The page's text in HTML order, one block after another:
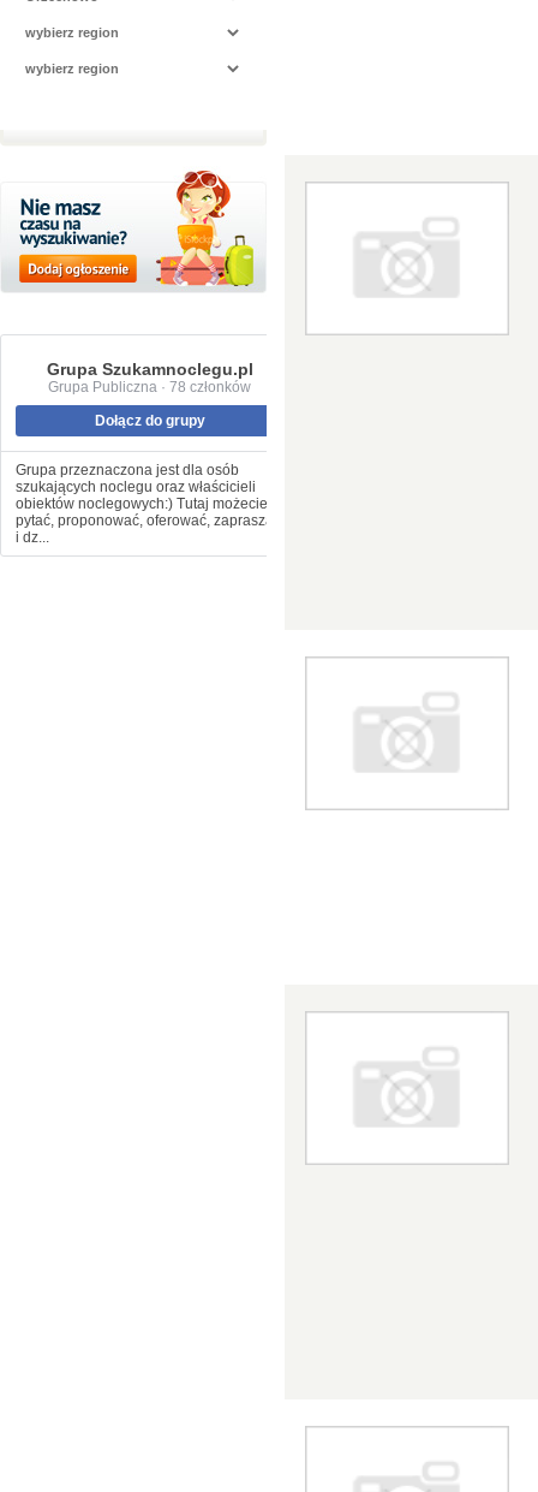
Grupa Szukamnoclegu.pl
Grupa Publiczna · 78 członków
Dołącz do grupy
Grupa przeznaczona jest dla osób
szukających noclegu oraz właścicieli
obiektów noclegowych:) Tutaj możecie
pytać, proponować, oferować, zapraszać
i dz...